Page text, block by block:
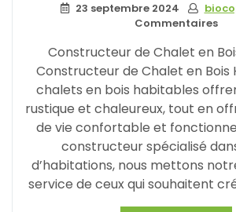
23 septembre 2024
Commentaires
Constructeur de Chalet en
Constructeur de Chalet en Bois
chalets en bois habitables
rustique et chaleureux, tout en
de vie confortable et
constructeur spécialisé
d’habitations, nous mettons
service de ceux qui souhaitent